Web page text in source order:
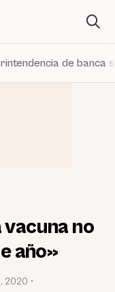
de banca
no
año»
2020 •